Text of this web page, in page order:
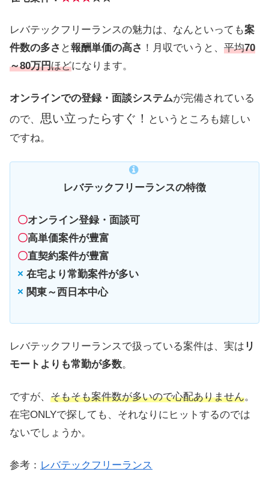
レバテックフリーランスの魅力は、なんといっても案
件数の多さ と報酬単価の高さ ！月収でいうと、 平均70
～80万円ほどになります。
オンラインでの登録・面談システムが完備されている
ので、 思い立ったらすぐ！
というところも嬉しい
ですね。
レバテックフリーランスの特徴
〇オンライン登録・面談可
〇高単価案件が豊富
〇直契約案件が豊富
× 在宅より常勤案件が多い
× 関東～西日本中心
レバテックフリーランスで扱っている案件は、実は リ
モートよりも常勤が多数。
ですが、 そもそも案件数が多いので心配ありません。
在宅ONLYで探しても、それなりにヒットするのでは
ないでしょうか。
参考： レバテックフリーランス